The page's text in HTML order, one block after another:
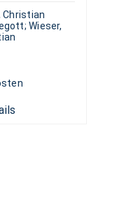
Christian
;Wieser,